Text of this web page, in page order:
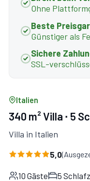
Ohne
Beste
Günstiger als
Sichere
SSL-
Italien
340 m² Villa ∙ 5
Villa in Italien
5,0
10 Gäste 5